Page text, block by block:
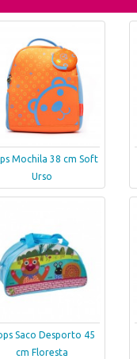
Mochila 38 cm Soft
Urso
Saco Desporto 45
cm Floresta